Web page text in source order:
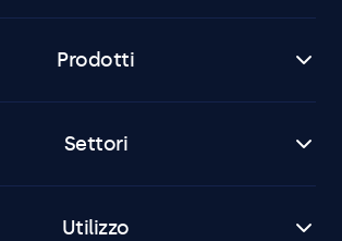
Prodotti
Settori
Utilizzo